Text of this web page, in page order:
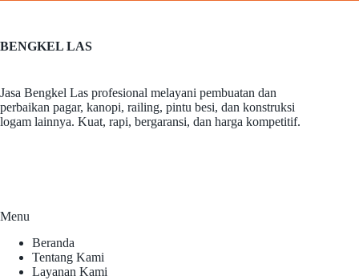
BENGKEL LAS
Jasa Bengkel Las profesional melayani pembuatan dan
perbaikan pagar, kanopi, railing, pintu besi, dan konstruksi
logam lainnya. Kuat, rapi, bergaransi, dan harga kompetitif.
Menu
Beranda
Tentang Kami
Layanan Kami